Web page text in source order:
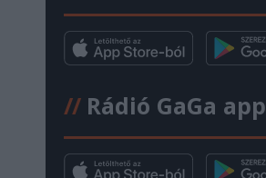
//Rádió GaGa app